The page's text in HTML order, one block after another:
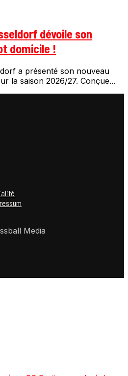
dévoile son
domicile !
a présenté son nouveau
la saison 2026/27. Conçue...
Media